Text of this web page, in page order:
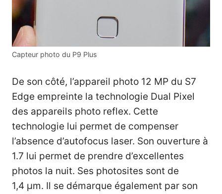
Capteur photo du P9 Plus
De son côté, l’appareil photo 12 MP du S7
Edge empreinte la technologie Dual Pixel
des appareils photo reflex. Cette
technologie lui permet de compenser
l’absence d’autofocus laser. Son ouverture à
1.7 lui permet de prendre d’excellentes
photos la nuit. Ses photosites sont de
1,4 µm. Il se démarque également par son